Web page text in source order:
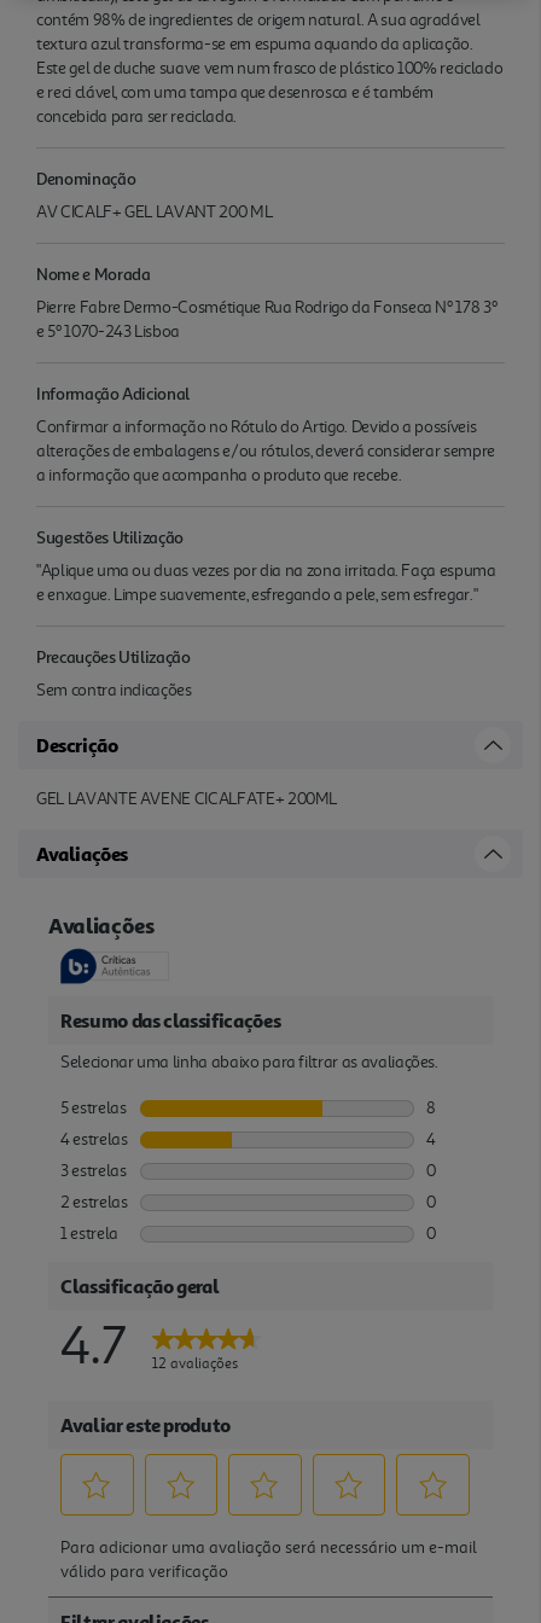
contém 98% de ingredientes de origem natural. A sua agradável
textura azul transforma-se em espuma aquando da aplicação.
Este gel de duche suave vem num frasco de plástico 100% reciclado
e reci clável, com uma tampa que desenrosca e é também
concebida para ser reciclada.
Denominação
AV CICALF+ GEL LAVANT 200 ML
Nome e Morada
Pierre Fabre Dermo-Cosmétique Rua Rodrigo da Fonseca Nº 178 3º
e 5º 1070-243 Lisboa
Informação Adicional
Confirmar a informação no Rótulo do Artigo. Devido a possíveis
alterações de embalagens e/ou rótulos, deverá considerar sempre
a informação que acompanha o produto que recebe.
Sugestões Utilização
"Aplique uma ou duas vezes por dia na zona irritada. Faça espuma
e enxague. Limpe suavemente, esfregando a pele, sem esfregar."
Precauções Utilização
Sem contra indicações
Descrição
GEL LAVANTE AVENE CICALFATE+ 200ML
Avaliações